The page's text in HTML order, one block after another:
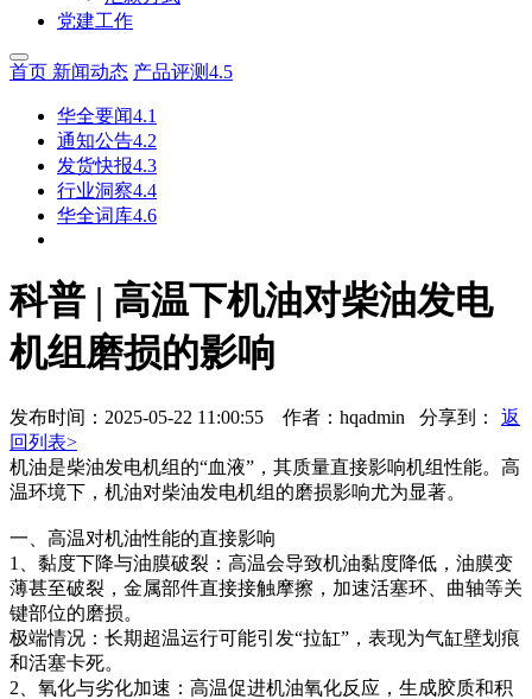
党建工作
首页 新闻动态 产品评测4.5
华全要闻4.1
通知公告4.2
发货快报4.3
行业洞察4.4
华全词库4.6
科普 | 高温下机油对柴油发电
机组磨损的影响
发布时间：2025-05-22 11:00:55 作者：hqadmin 分享到：
返
回列表>
机油是柴油发电机组的“血液”，其质量直接影响机组性能。高
温环境下，机油对柴油发电机组的磨损影响尤为显著。
一、高温对机油性能的直接影响
1、黏度下降与油膜破裂：高温会导致机油黏度降低，油膜变
薄甚至破裂，金属部件直接接触摩擦，加速活塞环、曲轴等关
键部位的磨损。
极端情况：长期超温运行可能引发“拉缸”，表现为气缸壁划痕
和活塞卡死。
2、氧化与劣化加速：高温促进机油氧化反应，生成胶质和积